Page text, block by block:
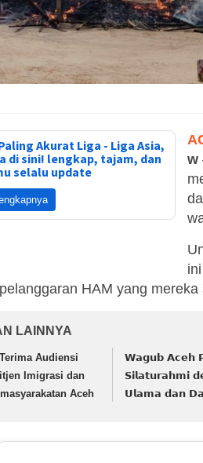
Akurat Liga - Liga Asia,
di sini! lengkap, tajam, dan
selalu update
w
HAM yang
LAINNYA
Audiensi
Imigrasi dan
Aceh
𝗪𝗮𝗴𝘂𝗯 𝗔𝗰𝗲𝗵
𝗦𝗶𝗹𝗮𝘁𝘂𝗿𝗮𝗵𝗺𝗶
𝗨𝗹𝗮𝗺𝗮 𝗱𝗮𝗻